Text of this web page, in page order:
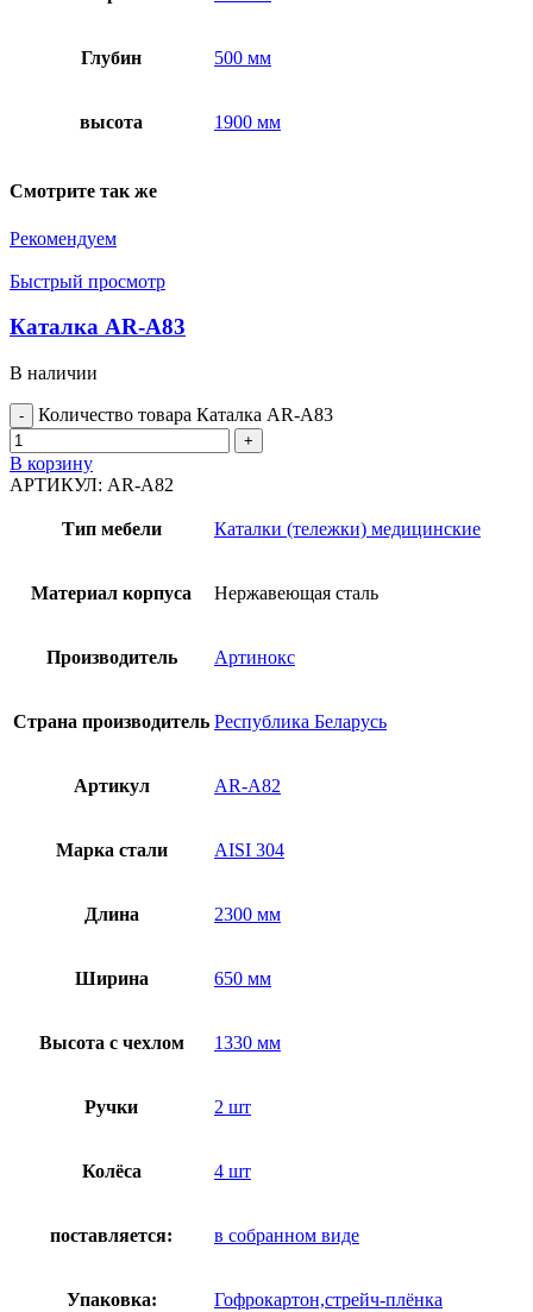
Глубин 500 мм
высота 1900 мм
Смотрите так же
Рекомендуем
Быстрый просмотр
Каталка AR-A83
В наличии
Количество товара Каталка AR-A83
В корзину
АРТИКУЛ: AR-A82
Тип мебели Каталки (тележки) медицинские
Материал корпуса Нержавеющая сталь
Производитель Артинокс
Страна производитель Республика Беларусь
Артикул AR-A82
Марка стали AISI 304
Длина 2300 мм
Ширина 650 мм
Высота с чехлом 1330 мм
Ручки 2 шт
Колёса 4 шт
поставляется: в собранном виде
Упаковка: Гофрокартон,стрейч-плёнка